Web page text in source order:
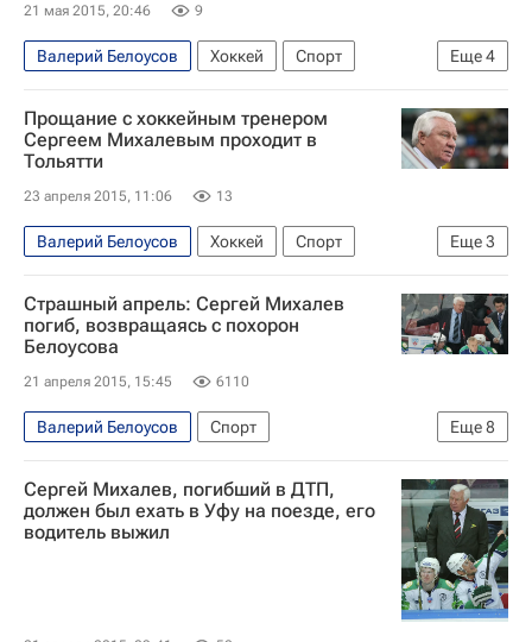
21 мая 2015, 20:46 9
Еще4
Валерий Белоусов Хоккей
Спорт
Сергей Михалев
КХЛ 2025-2026
Салават Юлаев
Кирилл Кольцов
Прощание с хоккейным тренером
Сергеем Михалевым проходит в
Тольятти
23 апреля 2015, 11:06 13
Еще3
Валерий Белоусов Хоккей
Спорт
Сергей Михалев
Гибель члена правления ХК "Салават Юлаев" Сергея Михалева в ДТП в Челябинской области
Василий Кошечкин
Страшный апрель: Сергей Михалев
погиб, возвращаясь с похорон
Белоусова
21 апреля 2015, 15:45 6110
Еще8
Валерий Белоусов
Спорт
Погиб хоккейный тренер Сергей Михалев
Челябинская область
Весь мир
Уральский ФО
Сергей Михалев, погибший в ДТП,
должен был ехать в Уфу на поезде, его
водитель выжил